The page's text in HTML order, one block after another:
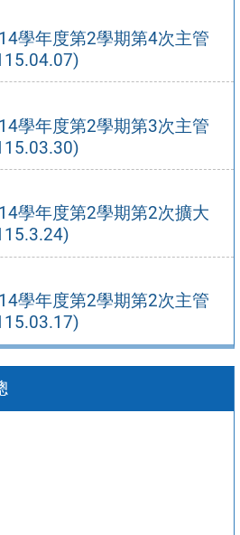
學年度第2學期第4次主管
學年度第2學期第3次主管
學年度第2學期第2次擴大
學年度第2學期第2次主管